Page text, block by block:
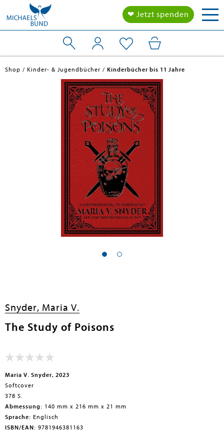
❤ Jetzt spenden
submenu
submenu
submenu
Shop Kinder- & Jugendbücher Kinderbücher bis 11 Jahre
Snyder, Maria V.
The Study of Poisons
Maria V. Snyder, 2023
Softcover
378 S.
Abmessung: 140 mm x 216 mm x 21 mm
Sprache: Englisch
ISBN/EAN: 9781946381163